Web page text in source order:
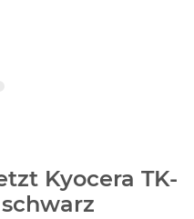
Kyocera TK-
schwarz